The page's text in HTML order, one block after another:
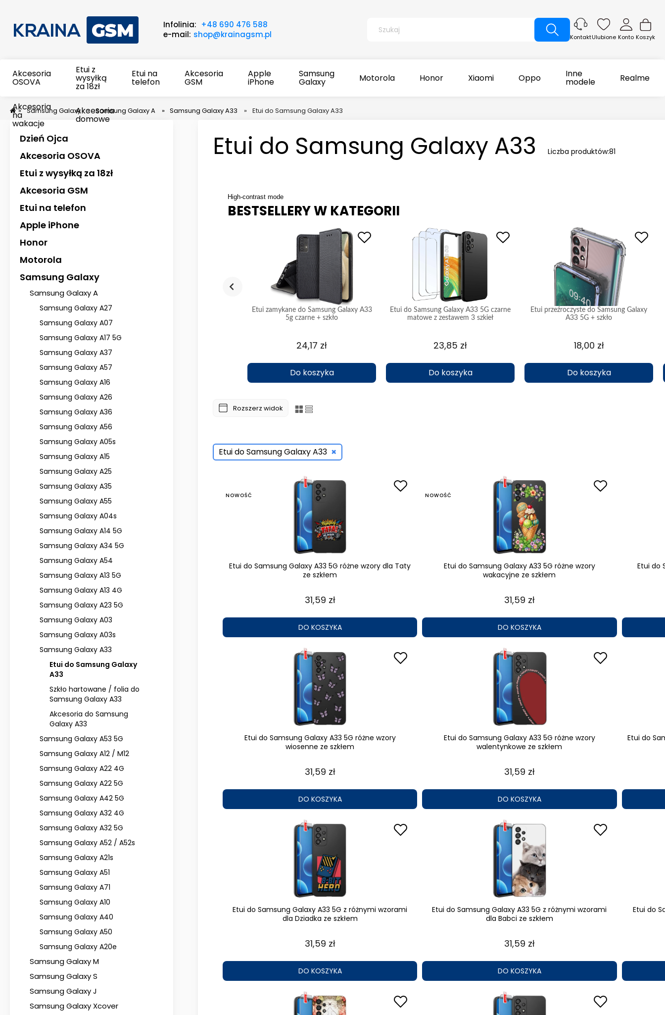
Infolinia: +48 690 476 588
e-mail: shop@krainagsm.pl Koszyk
Konto
KontaktUlubione
Akcesoria
OSOVA
Etui z
wysyłką
za 18zł
Etui na
telefon
Akcesoria
GSM
Apple
iPhone
Samsung
Galaxy Motorola Honor Xiaomi Oppo Inne
modele Realme
Akcesoria
na
wakacje
Akcesoria
domowe
» Samsung Galaxy » Samsung Galaxy A » Samsung Galaxy A33 » Etui do Samsung Galaxy A33
Dzień Ojca
Akcesoria OSOVA
Etui z wysyłką za 18zł
Akcesoria GSM
Etui na telefon
Apple iPhone
Honor
Motorola
Samsung Galaxy
Samsung Galaxy A
Samsung Galaxy A27
Samsung Galaxy A07
Samsung Galaxy A17 5G
Samsung Galaxy A37
Samsung Galaxy A57
Samsung Galaxy A16
Samsung Galaxy A26
Samsung Galaxy A36
Samsung Galaxy A56
Samsung Galaxy A05s
Samsung Galaxy A15
Samsung Galaxy A25
Samsung Galaxy A35
Samsung Galaxy A55
Samsung Galaxy A04s
Samsung Galaxy A14 5G
Samsung Galaxy A34 5G
Samsung Galaxy A54
Samsung Galaxy A13 5G
Samsung Galaxy A13 4G
Samsung Galaxy A23 5G
Samsung Galaxy A03
Samsung Galaxy A03s
Samsung Galaxy A33
Etui do Samsung Galaxy
A33
Szkło hartowane / folia do
Samsung Galaxy A33
Akcesoria do Samsung
Galaxy A33
Samsung Galaxy A53 5G
Samsung Galaxy A12 / M12
Samsung Galaxy A22 4G
Samsung Galaxy A22 5G
Samsung Galaxy A42 5G
Samsung Galaxy A32 4G
Samsung Galaxy A32 5G
Samsung Galaxy A52 / A52s
Samsung Galaxy A21s
Samsung Galaxy A51
Samsung Galaxy A71
Samsung Galaxy A10
Samsung Galaxy A40
Samsung Galaxy A50
Samsung Galaxy A20e
Samsung Galaxy M
Samsung Galaxy S
Samsung Galaxy J
Samsung Galaxy Xcover
Etui do Samsung Galaxy A33 Liczba produktów:81
High-contrast mode
BESTSELLERY W KATEGORII
Galaxy A33 różne wzory
Do koszyka
Etui zamykane do Samsung Galaxy A33
5g czarne + szkło
24,17 zł
Do koszyka
Etui do Samsung Galaxy A33 5G czarne
matowe z zestawem 3 szkieł
23,85 zł
Do koszyka
Etui przeźroczyste do Samsung Galaxy
A33 5G + szkło
18,00 zł
Do koszyka
Rozszerz widok
Etui do Samsung Galaxy A33 ×
Etui do Samsung Galaxy A33 5G różne wzory dla Taty
ze szkłem
31,59 zł
DO KOSZYKA
NOWOŚĆ
Etui do Samsung Galaxy A33 5G różne wzory
wakacyjne ze szkłem
31,59 zł
DO KOSZYKA
NOWOŚĆ
Etui do
Etui do Samsung Galaxy A33 5G różne wzory
wiosenne ze szkłem
31,59 zł
DO KOSZYKA
Etui do Samsung Galaxy A33 5G różne wzory
walentynkowe ze szkłem
31,59 zł
DO KOSZYKA
Etui do
Etui do Samsung Galaxy A33 5G z różnymi wzorami
dla Dziadka ze szkłem
31,59 zł
DO KOSZYKA
Etui do Samsung Galaxy A33 5G z różnymi wzorami
dla Babci ze szkłem
31,59 zł
DO KOSZYKA
Etui do